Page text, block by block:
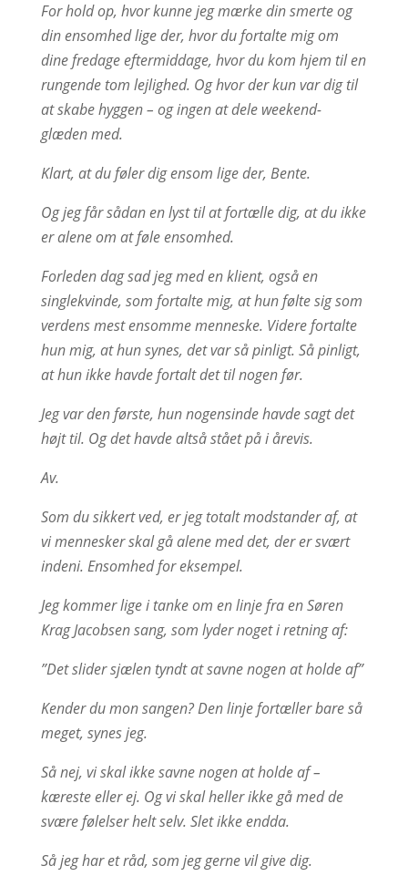
For hold op, hvor kunne jeg mærke din smerte og
din ensomhed lige der, hvor du fortalte mig om
dine fredage eftermiddage, hvor du kom hjem til en
rungende tom lejlighed. Og hvor der kun var dig til
at skabe hyggen – og ingen at dele weekend-
glæden med.
Klart, at du føler dig ensom lige der, Bente.
Og jeg får sådan en lyst til at fortælle dig, at du ikke
er alene om at føle ensomhed.
Forleden dag sad jeg med en klient, også en
singlekvinde, som fortalte mig, at hun følte sig som
verdens mest ensomme menneske. Videre fortalte
hun mig, at hun synes, det var så pinligt. Så pinligt,
at hun ikke havde fortalt det til nogen før.
Jeg var den første, hun nogensinde havde sagt det
højt til. Og det havde altså stået på i årevis.
Av.
Som du sikkert ved, er jeg totalt modstander af, at
vi mennesker skal gå alene med det, der er svært
indeni. Ensomhed for eksempel.
Jeg kommer lige i tanke om en linje fra en Søren
Krag Jacobsen sang, som lyder noget i retning af:
”Det slider sjælen tyndt at savne nogen at holde af”
Kender du mon sangen? Den linje fortæller bare så
meget, synes jeg.
Så nej, vi skal ikke savne nogen at holde af –
kæreste eller ej. Og vi skal heller ikke gå med de
svære følelser helt selv. Slet ikke endda.
Så jeg har et råd, som jeg gerne vil give dig.